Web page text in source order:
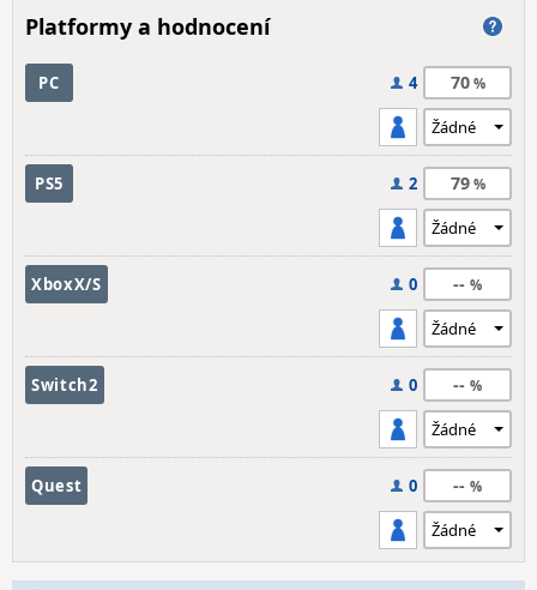
Platformy a hodnocení
PC 4 70
PS5 2 79
XboxX/S 0 --
Switch2 0 --
Quest 0 --